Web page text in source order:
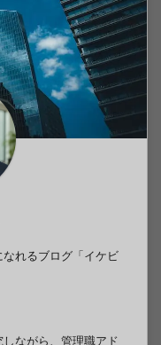
れるブログ「イケビ
ながら、管理職アド